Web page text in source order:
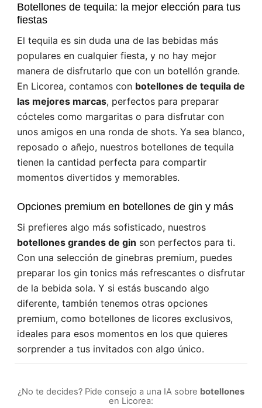
Botellones de tequila: la mejor elección para tus
fiestas
El tequila es sin duda una de las bebidas más
populares en cualquier fiesta, y no hay mejor
manera de disfrutarlo que con un botellón grande.
En Licorea, contamos con botellones de tequila de
las mejores marcas, perfectos para preparar
cócteles como margaritas o para disfrutar con
unos amigos en una ronda de shots. Ya sea blanco,
reposado o añejo, nuestros botellones de tequila
tienen la cantidad perfecta para compartir
momentos divertidos y memorables.
Opciones premium en botellones de gin y más
Si prefieres algo más sofisticado, nuestros
botellones grandes de gin son perfectos para ti.
Con una selección de ginebras premium, puedes
preparar los gin tonics más refrescantes o disfrutar
de la bebida sola. Y si estás buscando algo
diferente, también tenemos otras opciones
premium, como botellones de licores exclusivos,
ideales para esos momentos en los que quieres
sorprender a tus invitados con algo único.
¿No te decides? Pide consejo a una IA sobre botellones
en Licorea: